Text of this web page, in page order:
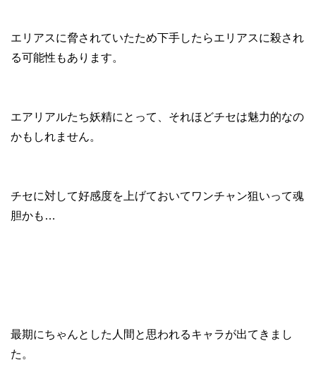
エリアスに脅されていたため下手したらエリアスに殺され
る可能性もあります。
エアリアルたち妖精にとって、それほどチセは魅力的なの
かもしれません。
チセに対して好感度を上げておいてワンチャン狙いって魂
胆かも…
最期にちゃんとした人間と思われるキャラが出てきまし
た。